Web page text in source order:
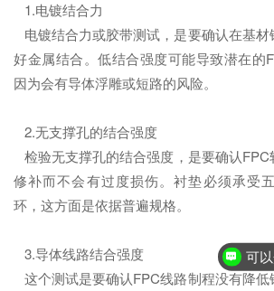
1.电镀结合力
电镀结合力或胶带测试，是要确认在基材
好金属结合。低结合强度可能导致潜在的
因为会有导体浮雕或短路的风险。
2.无支撑孔的结合强度
检验无支撑孔的结合强度，是要确认
修补而不会有过度损伤。衬垫必须承受
环，这方面是依据普遍规格。
3.导体线路结合强度
这个测试是要确认FPC线路制程没有降